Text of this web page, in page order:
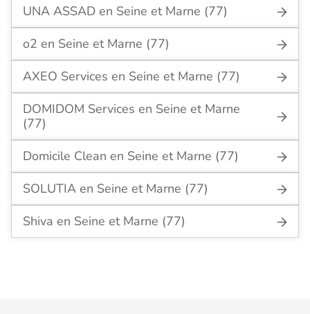
UNA ASSAD en Seine et Marne (77)
o2 en Seine et Marne (77)
AXEO Services en Seine et Marne (77)
DOMIDOM Services en Seine et Marne
(77)
Domicile Clean en Seine et Marne (77)
SOLUTIA en Seine et Marne (77)
Shiva en Seine et Marne (77)